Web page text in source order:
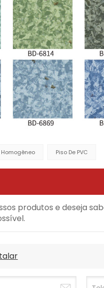
Homogêneo Piso De PVC
produtos e deseja